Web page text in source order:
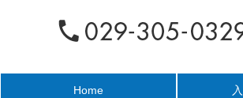
Home